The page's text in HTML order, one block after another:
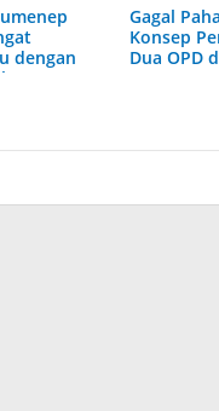
dengan
Gagal
Konsep
Dua OPD
Sumenep